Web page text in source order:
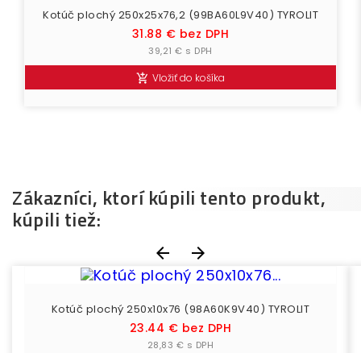
Kotúč plochý 250x25x76,2 (99BA60L9V40) TYROLIT
Cena
31.88 € bez DPH
39,21 € s DPH
 Vložiť do košíka
Zákazníci, ktorí kúpili tento produkt,
kúpili tiež:
 
Kotúč plochý 250x10x76 (98A60K9V40) TYROLIT
Cena
23.44 € bez DPH
28,83 € s DPH